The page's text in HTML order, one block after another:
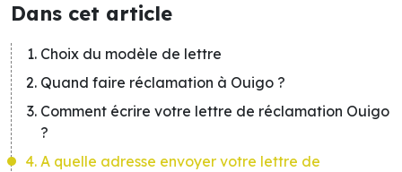
Dans cet article
Choix du modèle de lettre
Quand faire réclamation à Ouigo ?
Comment écrire votre lettre de réclamation Ouigo
?
A quelle adresse envoyer votre lettre de